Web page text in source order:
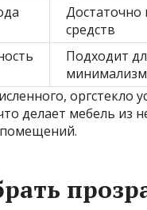
Достаточно
средств
Подходит
оргстекло
делает мебель из